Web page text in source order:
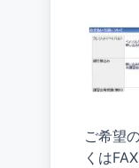
ご希望
くは